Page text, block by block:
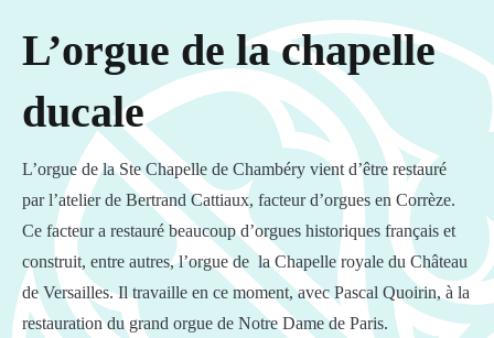
L’orgue de la chapelle
ducale
L’orgue de la Ste Chapelle de Chambéry vient d’être restauré
par l’atelier de Bertrand Cattiaux, facteur d’orgues en Corrèze.
Ce facteur a restauré beaucoup d’orgues historiques français et
construit, entre autres, l’orgue de la Chapelle royale du Château
de Versailles. Il travaille en ce moment, avec Pascal Quoirin, à la
restauration du grand orgue de Notre Dame de Paris.